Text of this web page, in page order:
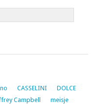
CASSELINI
DOLCE
Campbell
meisje